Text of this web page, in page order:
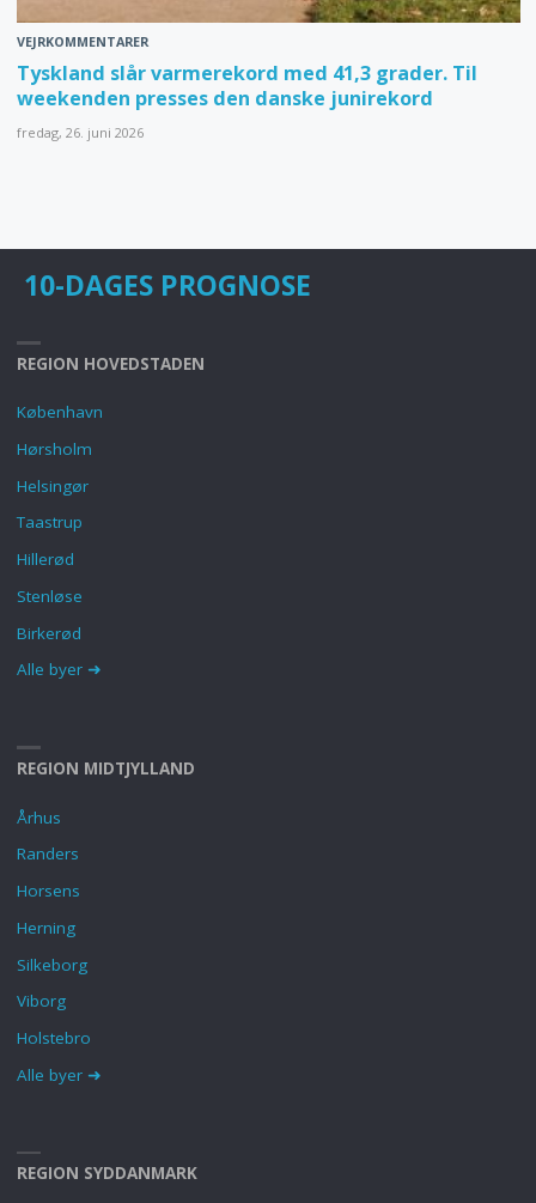
VEJRKOMMENTARER
Tyskland slår varmerekord med 41,3 grader. Til
weekenden presses den danske junirekord
fredag, 26. juni 2026
10-DAGES PROGNOSE
REGION HOVEDSTADEN
København
Hørsholm
Helsingør
Taastrup
Hillerød
Stenløse
Birkerød
Alle byer ➜
REGION MIDTJYLLAND
Århus
Randers
Horsens
Herning
Silkeborg
Viborg
Holstebro
Alle byer ➜
REGION SYDDANMARK